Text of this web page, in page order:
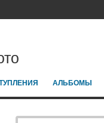
АЛЬБОМЫ